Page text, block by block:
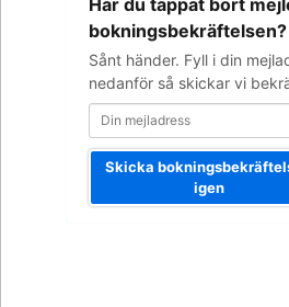
Har du tappat bort
bokningsbekräftelsen?
Sånt händer. Fyll i din
nedanför så skickar vi
mejladress
Skicka
igen